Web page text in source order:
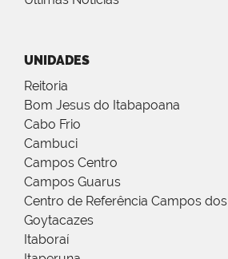
UNIDADES
Reitoria
Bom Jesus do Itabapoana
Cabo Frio
Cambuci
Campos Centro
Campos Guarus
Centro de Referência Campos dos
Goytacazes
Itaboraí